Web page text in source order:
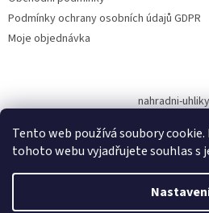
Tento web používá soubory
tohoto webu vyjadřujete souhlas s
Podmínky ochrany osobních údajů GDPR
Moje objednávka
nahradni-